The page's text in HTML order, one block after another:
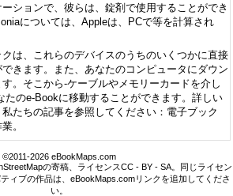
ションで、彼らは、錠剤で使用することができ
については、Appleは、PCで等を計算され
は、これらのデバイスのうちのいくつかに直接
きます。また、あなたのコンピュータにダウン
。そこから-ケーブルやメモリーカードを介し
たのe-Bookに移動することができます。詳しい
たちの記事を参照してください：電子ブック
。
©2011-2026 eBookMaps.com
の寄稿、ライセンスCC - BY - SA。同じライセン
ィブの作品は、eBookMaps.comリンクを追加してくださ
い。